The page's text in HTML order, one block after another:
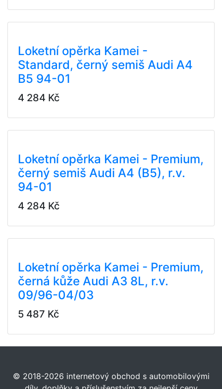
Loketní opěrka Kamei -
Standard, černý semiš Audi A4
B5 94-01
4 284 Kč
Loketní opěrka Kamei - Premium,
černý semiš Audi A4 (B5), r.v.
94-01
4 284 Kč
Loketní opěrka Kamei - Premium,
černá kůže Audi A3 8L, r.v.
09/96-04/03
5 487 Kč
© 2018-2026 internetový obchod s automobilovými